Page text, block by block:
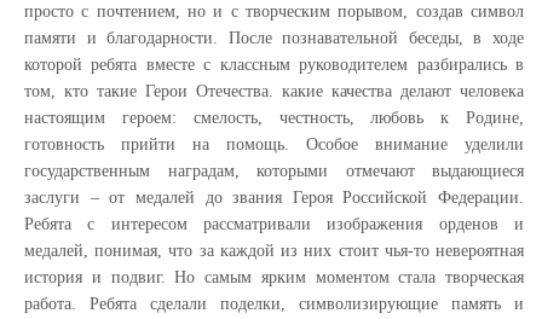
просто с почтением, но и с творческим порывом, создав символ
памяти и благодарности. После познавательной беседы, в ходе
которой ребята вместе с классным руководителем разбирались в
том, кто такие Герои Отечества. какие качества делают человека
настоящим героем: смелость, честность, любовь к Родине,
готовность прийти на помощь. Особое внимание уделили
государственным наградам, которыми отмечают выдающиеся
заслуги – от медалей до звания Героя Российской Федерации.
Ребята с интересом рассматривали изображения орденов и
медалей, понимая, что за каждой из них стоит чья-то невероятная
история и подвиг. Но самым ярким моментом стала творческая
работа. Ребята сделали поделки, символизирующие память и